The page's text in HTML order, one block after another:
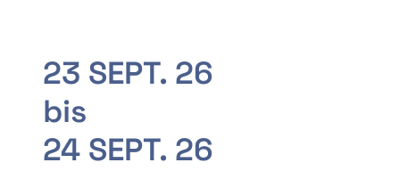
23 SEPT. 26
bis
24 SEPT. 26